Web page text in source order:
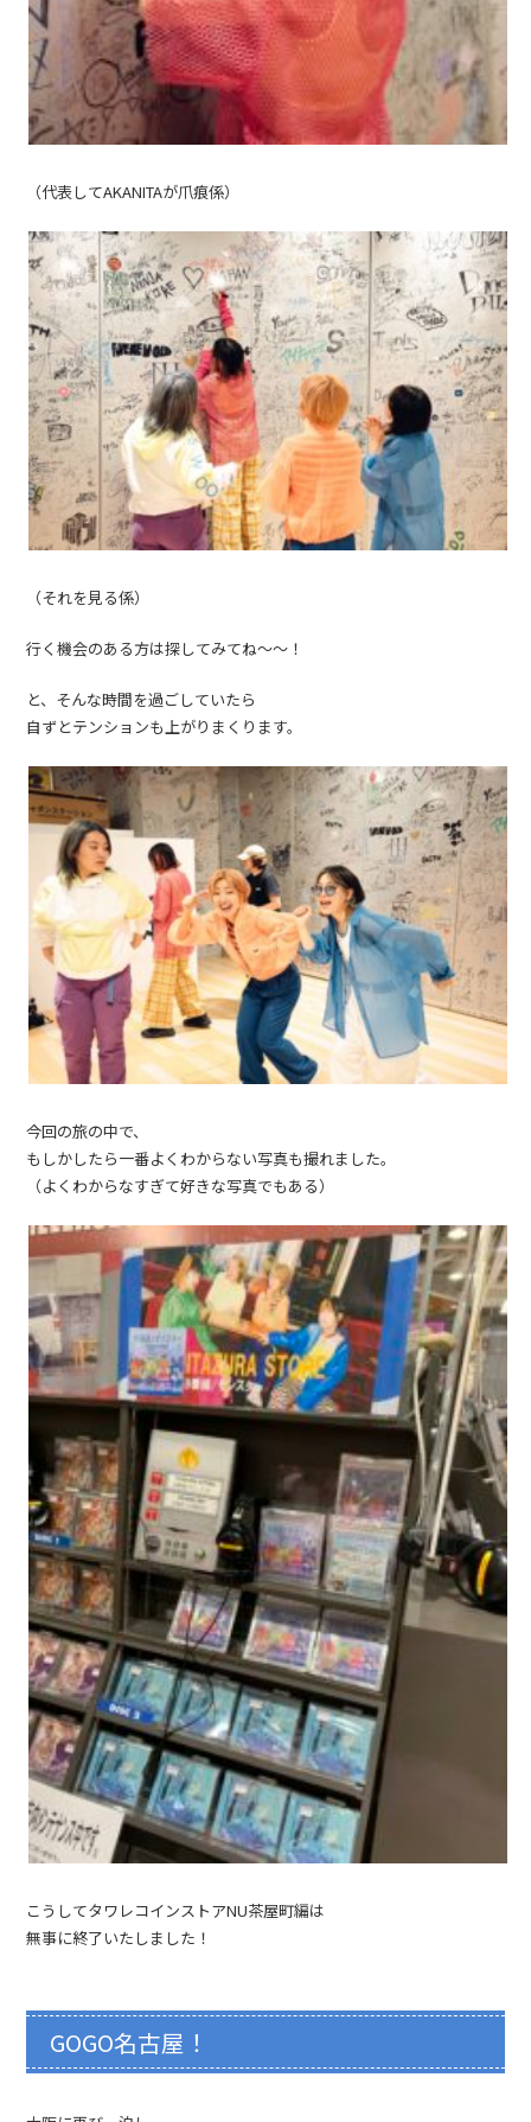
（代表してAKANITAが爪痕係）
（それを見る係）
行く機会のある方は探してみてね〜〜！
と、そんな時間を過ごしていたら
自ずとテンションも上がりまくります。
今回の旅の中で、
もしかしたら一番よくわからない写真も撮れました。
（よくわからなすぎて好きな写真でもある）
こうしてタワレコインストアNU茶屋町編は
無事に終了いたしました！
GOGO名古屋！